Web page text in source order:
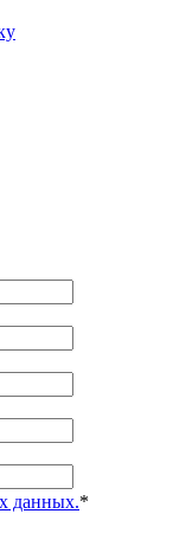
данных.*